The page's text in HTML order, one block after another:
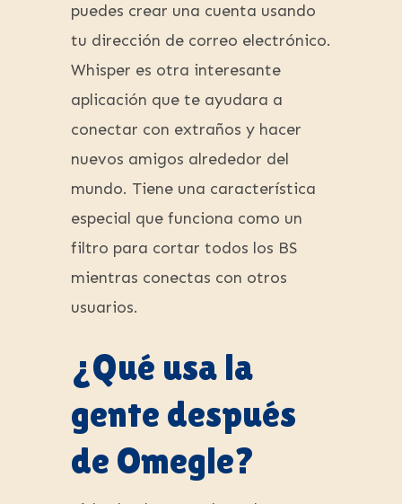
puedes crear una cuenta usando
tu dirección de correo electrónico.
Whisper es otra interesante
aplicación que te ayudara a
conectar con extraños y hacer
nuevos amigos alrededor del
mundo. Tiene una característica
especial que funciona como un
filtro para cortar todos los BS
mientras conectas con otros
usuarios.
¿Qué usa la
gente después
de Omegle?